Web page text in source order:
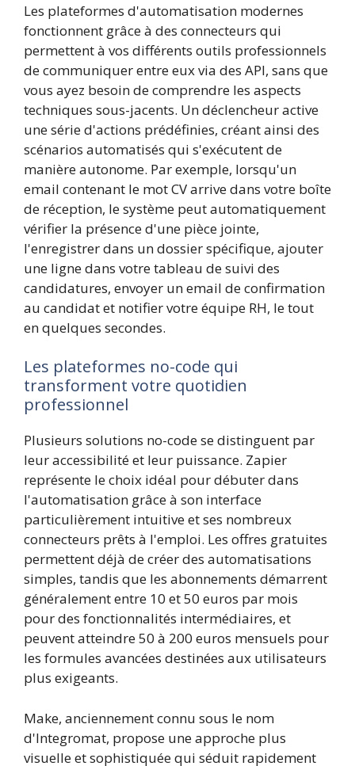
Les plateformes d'automatisation modernes
fonctionnent grâce à des connecteurs qui
permettent à vos différents outils professionnels
de communiquer entre eux via des API, sans que
vous ayez besoin de comprendre les aspects
techniques sous-jacents. Un déclencheur active
une série d'actions prédéfinies, créant ainsi des
scénarios automatisés qui s'exécutent de
manière autonome. Par exemple, lorsqu'un
email contenant le mot CV arrive dans votre boîte
de réception, le système peut automatiquement
vérifier la présence d'une pièce jointe,
l'enregistrer dans un dossier spécifique, ajouter
une ligne dans votre tableau de suivi des
candidatures, envoyer un email de confirmation
au candidat et notifier votre équipe RH, le tout
en quelques secondes.
Les plateformes no-code qui
transforment votre quotidien
professionnel
Plusieurs solutions no-code se distinguent par
leur accessibilité et leur puissance. Zapier
représente le choix idéal pour débuter dans
l'automatisation grâce à son interface
particulièrement intuitive et ses nombreux
connecteurs prêts à l'emploi. Les offres gratuites
permettent déjà de créer des automatisations
simples, tandis que les abonnements démarrent
généralement entre 10 et 50 euros par mois
pour des fonctionnalités intermédiaires, et
peuvent atteindre 50 à 200 euros mensuels pour
les formules avancées destinées aux utilisateurs
plus exigeants.
Make, anciennement connu sous le nom
d'Integromat, propose une approche plus
visuelle et sophistiquée qui séduit rapidement